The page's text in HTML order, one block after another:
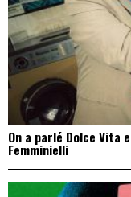
On a parlé Dolce Vita
Femminielli